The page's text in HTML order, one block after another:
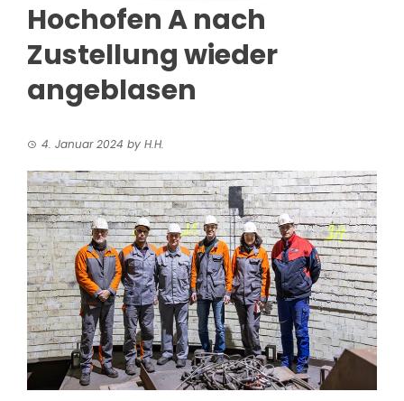
Hochofen A nach
Zustellung wieder
angeblasen
4. Januar 2024 by H.H.